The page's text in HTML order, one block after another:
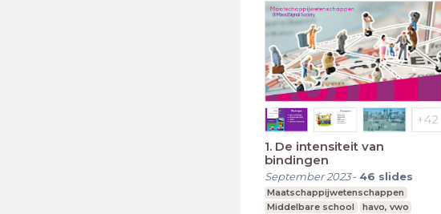
1. De intensiteit van
bindingen
September 2023- 46 slides
Maatschappijwetenschappen
Middelbare school
havo, vwo